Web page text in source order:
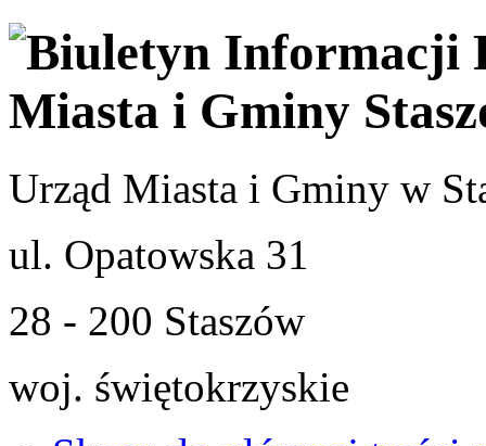
Urząd Miasta i Gminy w
ul. Opatowska 31
28 - 200 Staszów
woj. świętokrzyskie